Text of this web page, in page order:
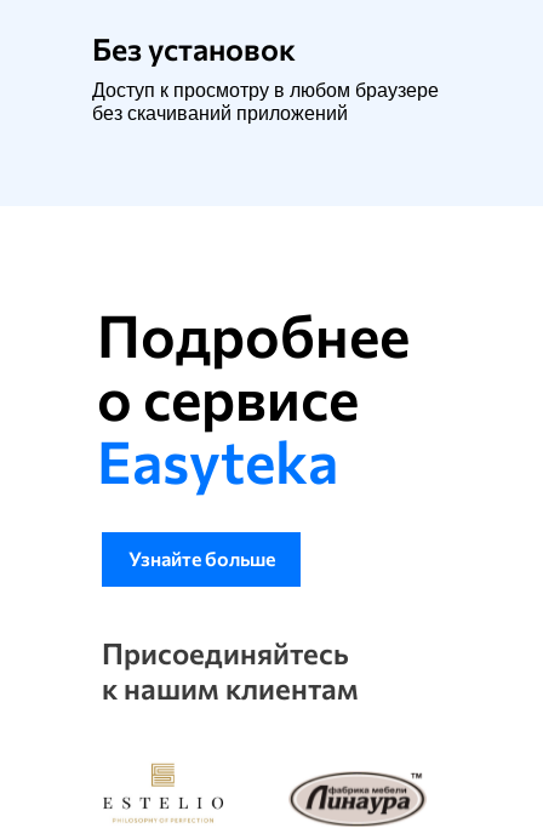
Без установок
Доступ к просмотру в любом браузере
без скачиваний приложений
Подробнее
о сервисе
Easyteka
Узнайте больше
Присоединяйтесь
к нашим клиентам